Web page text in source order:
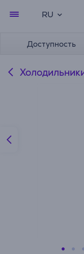
RU
Доступность